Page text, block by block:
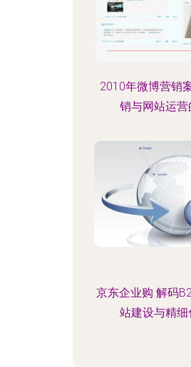
2010年微博营销
销与网站运
京东企业购 解码
站建设与精